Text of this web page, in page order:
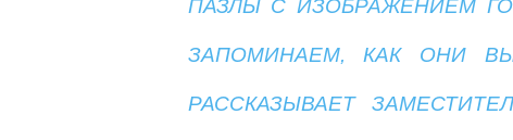
ПАЗЛЫ С ИЗОБРАЖЕНИЕМ
ЗАПОМИНАЕМ, КАК ОНИ
РАССКАЗЫВАЕТ